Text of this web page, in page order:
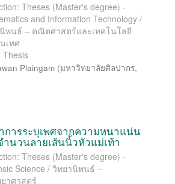
Theses (Master's degree) -
and Information Technology /
พนธ์ – คณิตศาสตร์และเทคโนโลยี
เทศ
Thesis
Plaingam (มหาวิทยาลัยศิลปากร,
การระบุเพศจากความหนาแน่น
ำนวนลายเส้นนิ้วหัวแม่เท้า
Theses (Master's degree) -
Science / วิทยานิพนธ์ –
าศาสตร์